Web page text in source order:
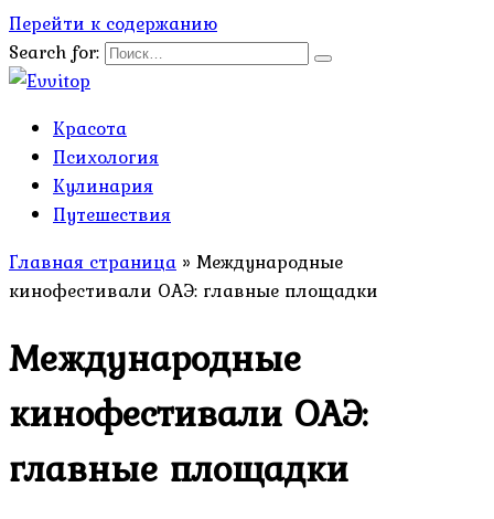
Перейти к содержанию
Search for:
Красота
Психология
Кулинария
Путешествия
Главная страница » Международные
кинофестивали ОАЭ: главные площадки
Международные
кинофестивали ОАЭ:
главные площадки